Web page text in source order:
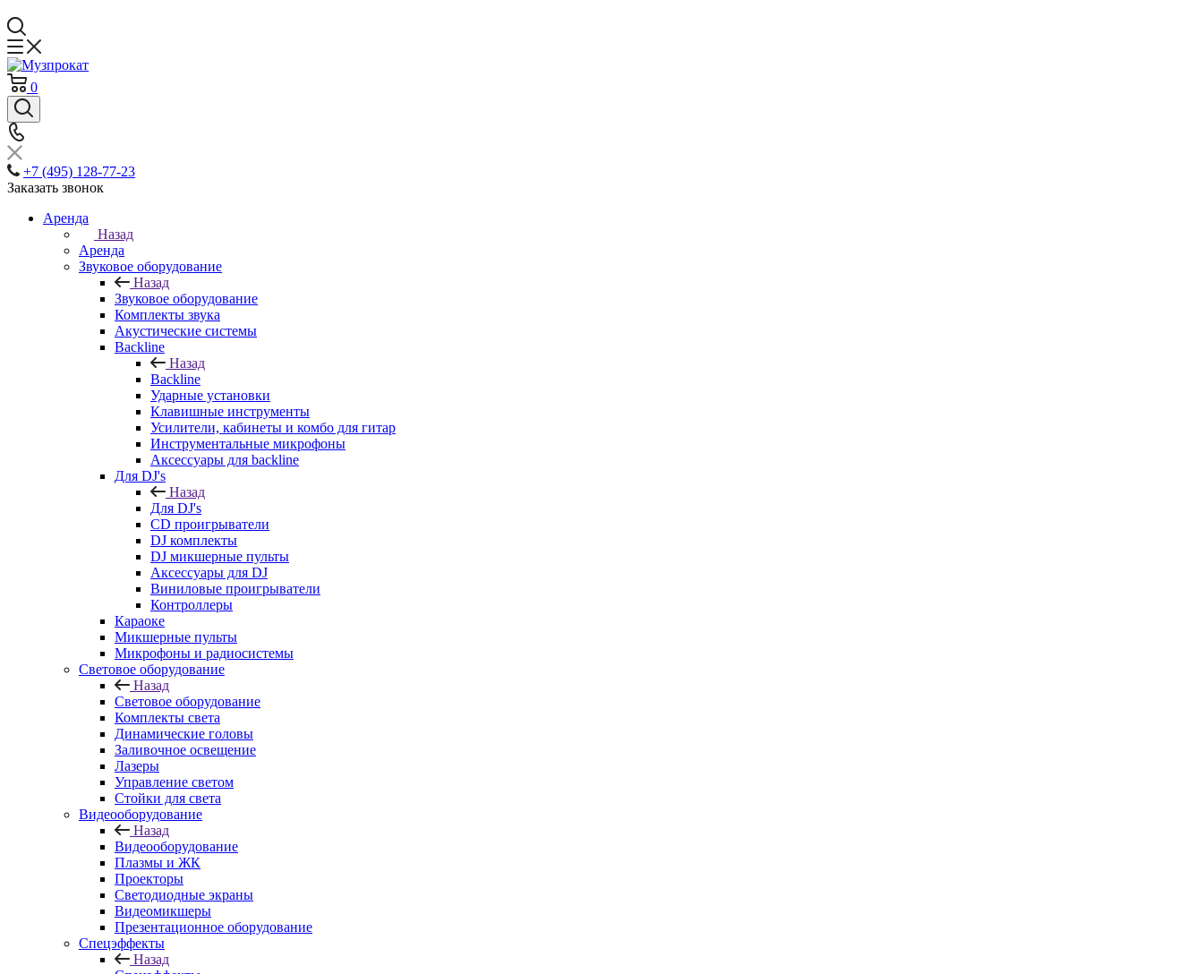
0
+7 (495) 128-77-23
Заказать звонок
Аренда
Назад
Аренда
Звуковое оборудование
Назад
Звуковое оборудование
Комплекты звука
Акустические системы
Backline
Назад
Backline
Ударные установки
Клавишные инструменты
Усилители, кабинеты и комбо для гитар
Инструментальные микрофоны
Аксессуары для backline
Для DJ's
Назад
Для DJ's
CD проигрыватели
DJ комплекты
DJ микшерные пульты
Аксессуары для DJ
Виниловые проигрыватели
Контроллеры
Караоке
Микшерные пульты
Микрофоны и радиосистемы
Световое оборудование
Назад
Световое оборудование
Комплекты света
Динамические головы
Заливочное освещение
Лазеры
Управление светом
Стойки для света
Видеооборудование
Назад
Видеооборудование
Плазмы и ЖК
Проекторы
Светодиодные экраны
Видеомикшеры
Презентационное оборудование
Спецэффекты
Назад